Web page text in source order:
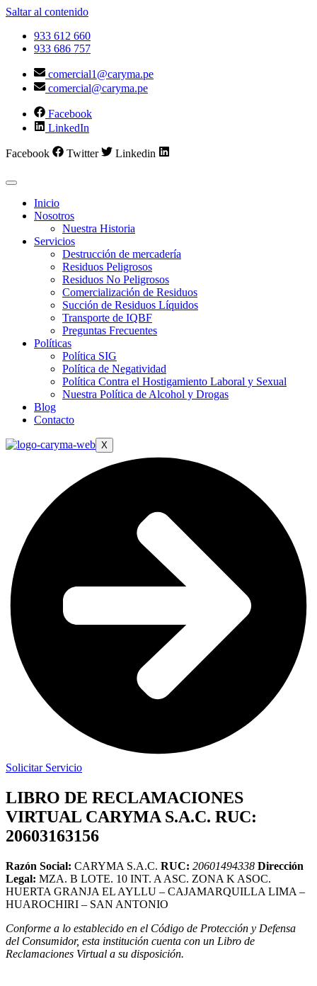
Saltar al contenido
933 612 660
933 686 757
comercial1@caryma.pe
comercial@caryma.pe
Facebook
LinkedIn
Facebook Twitter Linkedin
Inicio
Nosotros
Nuestra Historia
Servicios
Destrucción de mercadería
Residuos Peligrosos
Residuos No Peligrosos
Comercialización de Residuos
Succión de Residuos Líquidos
Transporte de IQBF
Preguntas Frecuentes
Políticas
Política SIG
Política de Negatividad
Política Contra el Hostigamiento Laboral y Sexual
Nuestra Política de Alcohol y Drogas
Blog
Contacto
X
Solicitar Servicio
LIBRO DE RECLAMACIONES
VIRTUAL CARYMA S.A.C. RUC:
20603163156
Razón Social: CARYMA S.A.C. RUC: 20601494338 Dirección
Legal: MZA. B LOTE. 10 INT. A ASC. ZONA K ASOC.
HUERTA GRANJA EL AYLLU – CAJAMARQUILLA LIMA –
HUAROCHIRI – SAN ANTONIO
Conforme a lo establecido en el Código de Protección y Defensa
del Consumidor, esta institución cuenta con un Libro de
Reclamaciones Virtual a su disposición.